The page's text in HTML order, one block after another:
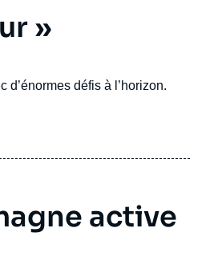
»
défis à l’horizon.
active